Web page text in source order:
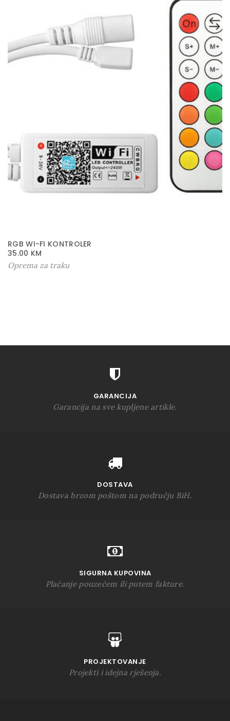
RGB WI-FI KONTROLER
35.00 KM
Oprema za traku
GARANCIJA
Garancija na sve kupljene artikle.
DOSTAVA
Dostava brzom poštom na području BiH.
SIGURNA KUPOVINA
Plaćanje pouzećem ili putem fakture.
PROJEKTOVANJE
Projekti i idejna rješenja.